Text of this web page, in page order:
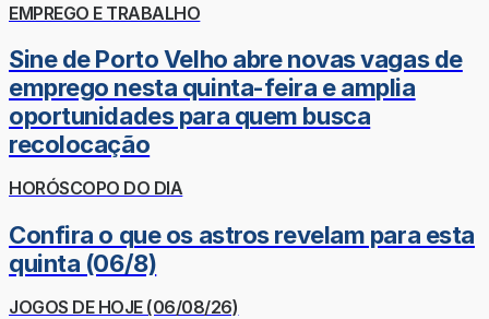
EMPREGO E TRABALHO
Sine de Porto Velho abre novas vagas de
emprego nesta quinta-feira e amplia
oportunidades para quem busca
recolocação
HORÓSCOPO DO DIA
Confira o que os astros revelam para esta
quinta (06/8)
JOGOS DE HOJE (06/08/26)